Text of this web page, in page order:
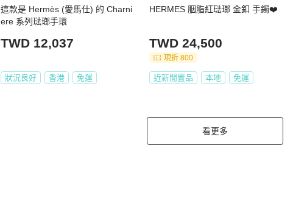
這款是 Hermès (愛馬仕) 的 Charni
ere 系列琺瑯手環
TWD 12,037
狀況良好 香港 免運
HERMES 胭脂紅琺瑯 金釦 手鐲❤️
TWD 24,500
現折 800
近新閒置品 本地 免運
看更多